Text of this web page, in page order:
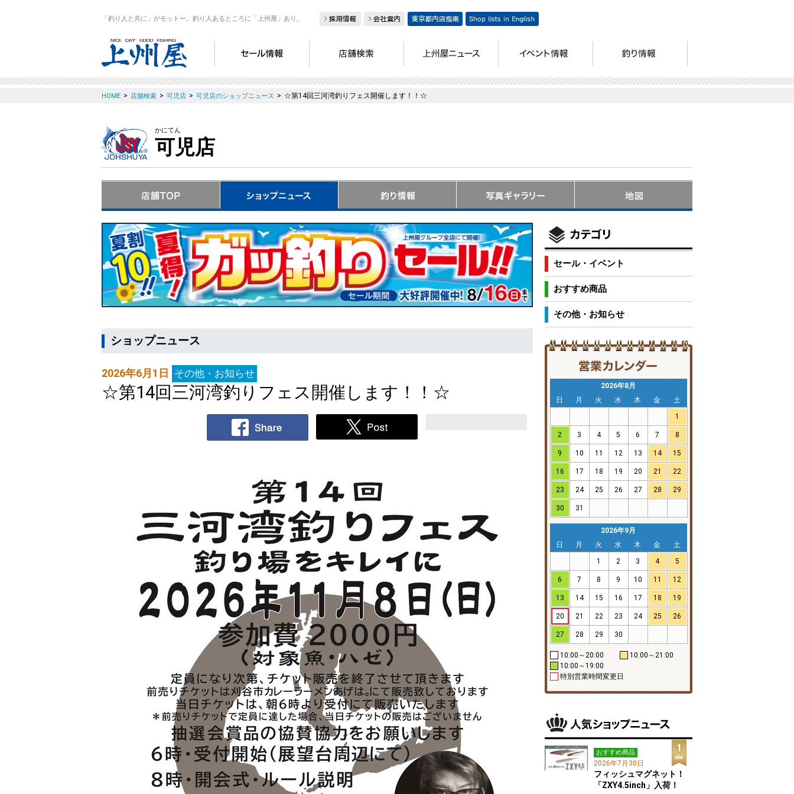
「釣り人と共に」がモットー。釣り人あるところに「上州屋」あり。
HOME > 店舗検索 > 可児店 > 可児店のショップニュース > ☆第14回三河湾釣りフェス開催します！！☆
かにてん
可児店
ショップニュース
2026年6月1日 その他・お知らせ
☆第14回三河湾釣りフェス開催します！！☆
セール・イベント
おすすめ商品
その他・お知らせ
2026年8月
日
月 火 水 木 金
土
1
2 3 4 5 6 7 8
9 10 11 12 13 14 15
16 17 18 19 20 21 22
23 24 25 26 27 28 29
30 31
2026年9月
日
月 火 水 木 金
土
1
2 3 4 5
6 7 8 9 10 11 12
13 14 15 16 17 18 19
20 21 22 23 24 25 26
27 28 29 30
10:00～20:00
10:00～21:00
10:00～19:00
特別営業時間変更日
おすすめ商品
2026年7月30日
フィッシュマグネット！
「ZXY4.5inch」入荷！